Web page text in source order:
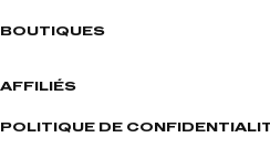
BOUTIQUES
AFFILIÉS
POLITIQUE DE